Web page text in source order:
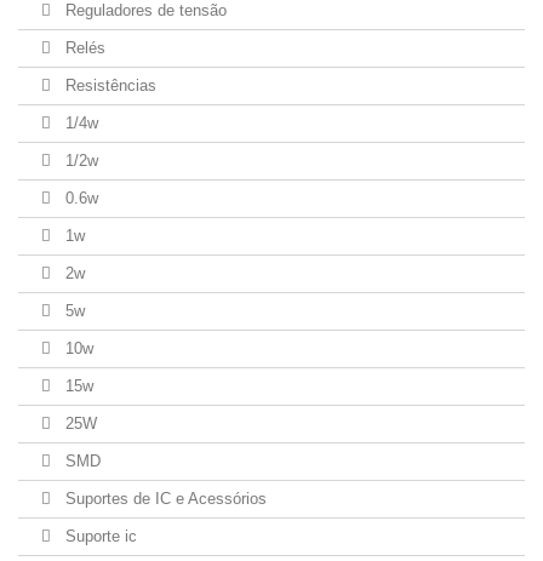
Reguladores de tensão
Relés
Resistências
1/4w
1/2w
0.6w
1w
2w
5w
10w
15w
25W
SMD
Suportes de IC e Acessórios
Suporte ic